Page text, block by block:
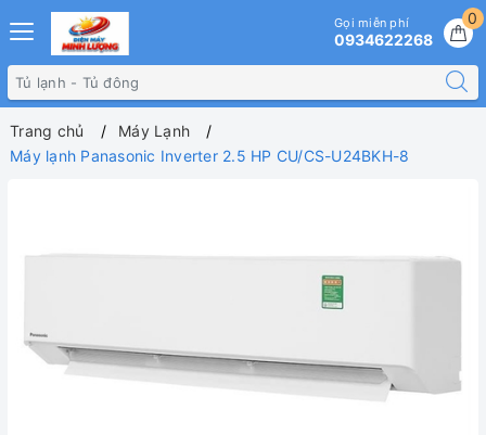
0
Gọi miễn phí
0934622268
Trang chủ
Máy Lạnh
Máy lạnh Panasonic Inverter 2.5 HP CU/CS-U24BKH-8